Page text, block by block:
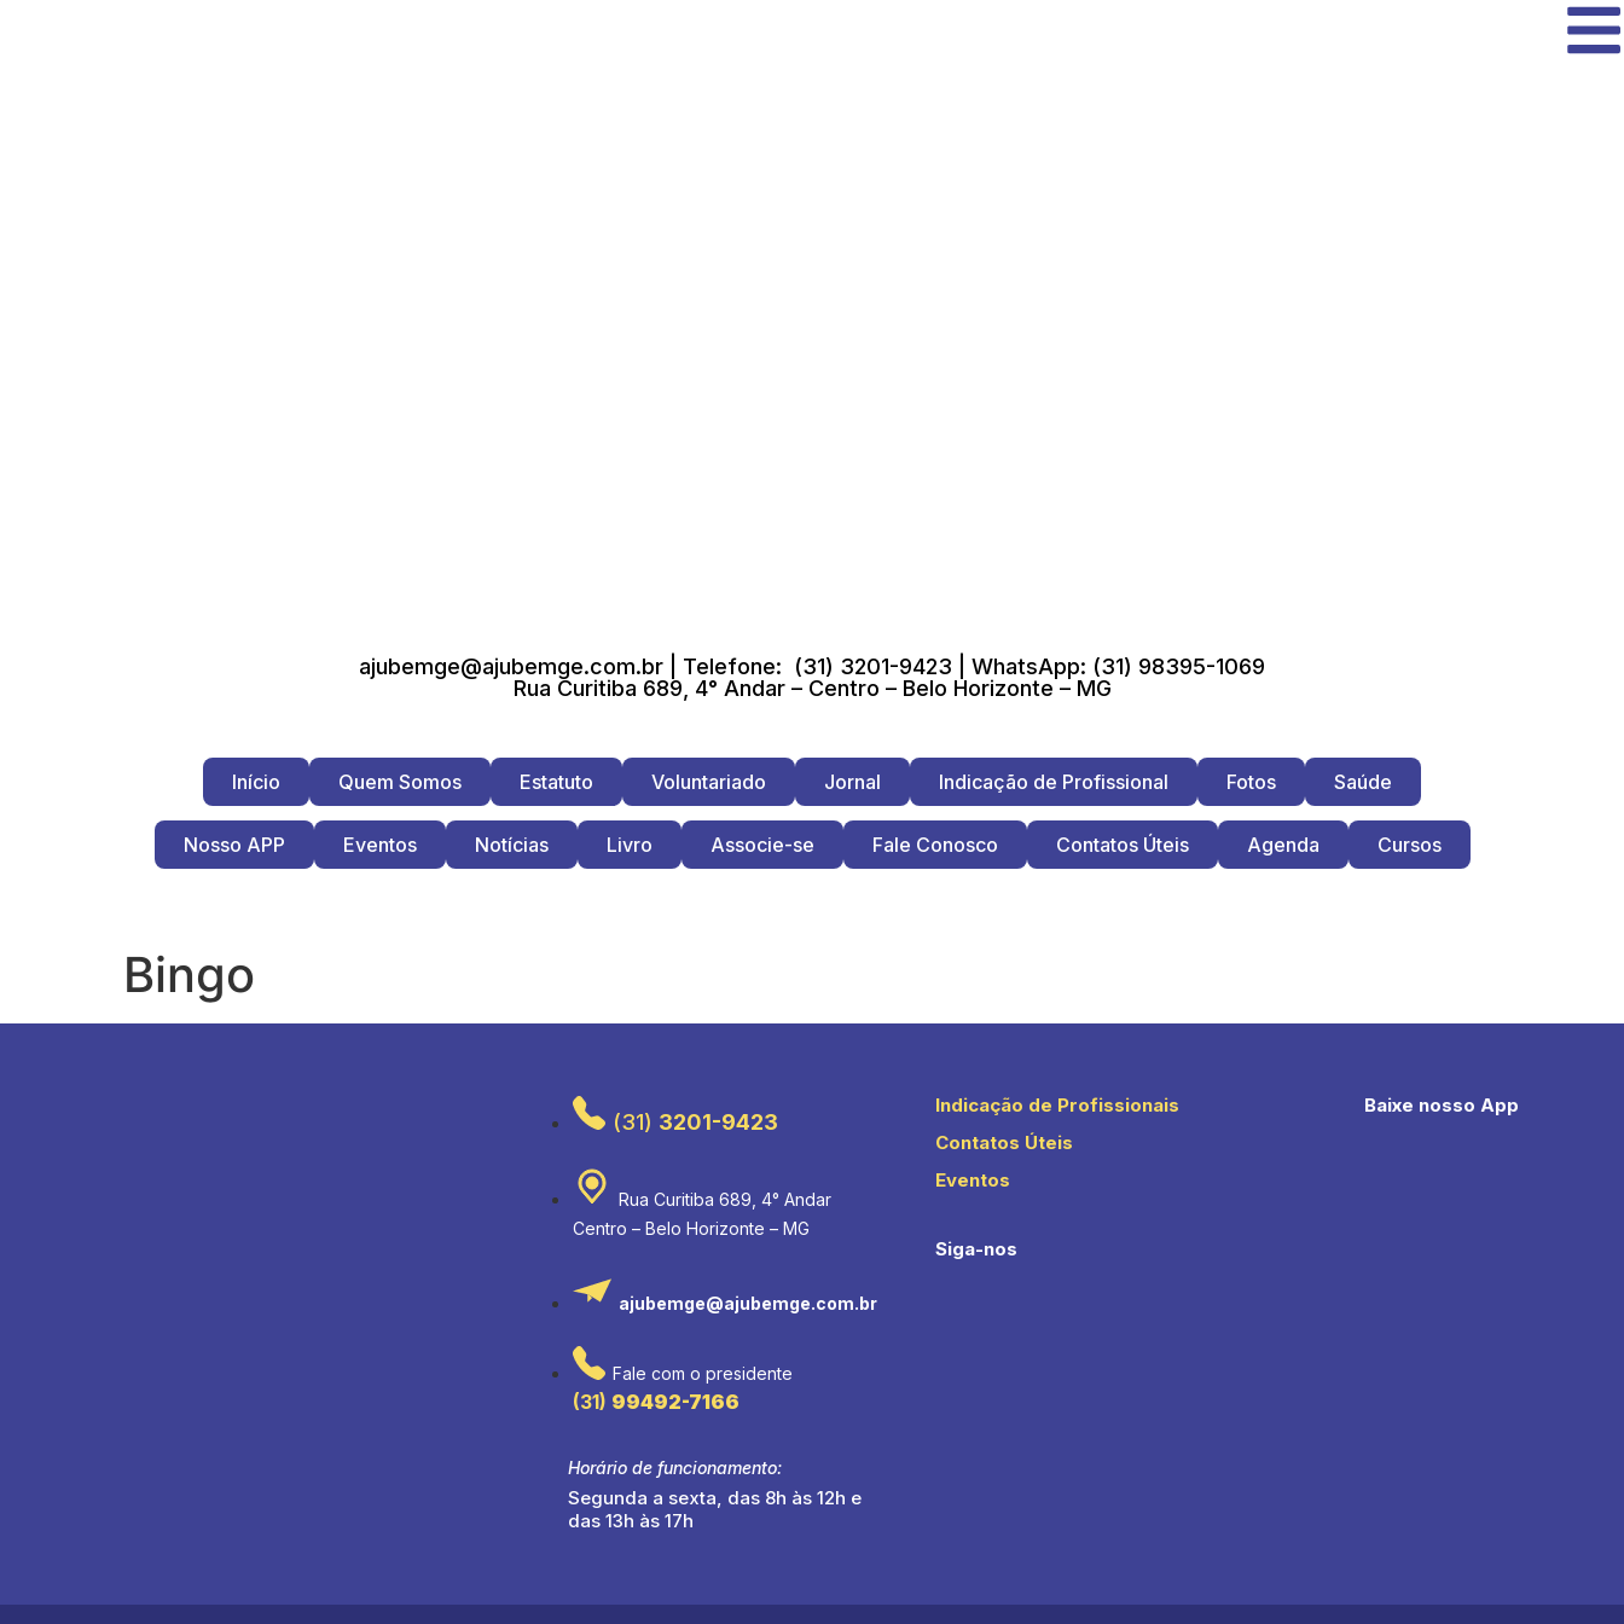
ajubemge@ajubemge.com.br | Telefone: (31) 3201-9423 | WhatsApp: (31) 98395-1069
Rua Curitiba 689, 4° Andar – Centro – Belo Horizonte – MG
Início Quem Somos Estatuto Voluntariado Jornal Indicação de Profissional Fotos Saúde
Nosso APP Eventos Notícias Livro Associe-se Fale Conosco Contatos Úteis Agenda Cursos
Bingo
(31) 3201-9423
Rua Curitiba 689, 4° Andar
Centro – Belo Horizonte – MG
ajubemge@ajubemge.com.br
Fale com o presidente
(31) 99492-7166
Horário de funcionamento:
Segunda a sexta, das 8h às 12h e
das 13h às 17h
Indicação de Profissionais
Contatos Úteis
Eventos
Siga-nos
Baixe nosso App